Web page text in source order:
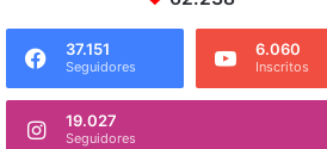
37.151
Seguidores
6.060
Inscritos
19.027
Seguidores